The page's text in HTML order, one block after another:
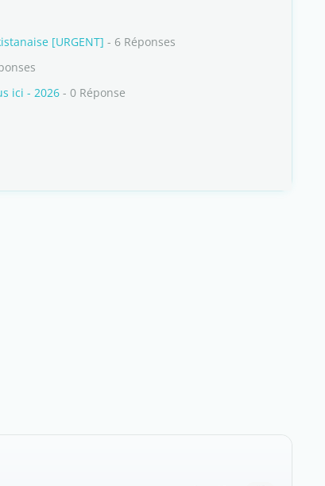
[URGENT] - 6 Réponses
ici - 2026 - 0 Réponse